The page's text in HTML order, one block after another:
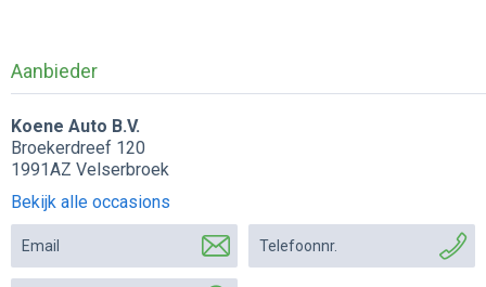
Aanbieder
Koene Auto B.V.
Broekerdreef 120
1991AZ Velserbroek
Bekijk alle occasions
Email Telefoonnr.